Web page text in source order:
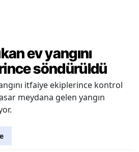
ev yangını
söndürüldü
itfaiye ekiplerince kontrol
meydana gelen yangın